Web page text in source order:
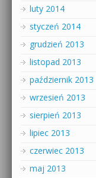
luty 2014
styczeń 2014
grudzień 2013
listopad 2013
październik 2013
wrzesień 2013
sierpień 2013
lipiec 2013
czerwiec 2013
maj 2013